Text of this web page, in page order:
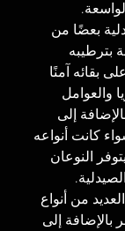
بعضًا من
بترطيبه
بقائه آمنًا
والعوامل
إلى
كانت أنواعه
النوعان
من أنواع
بالإضافة إلى